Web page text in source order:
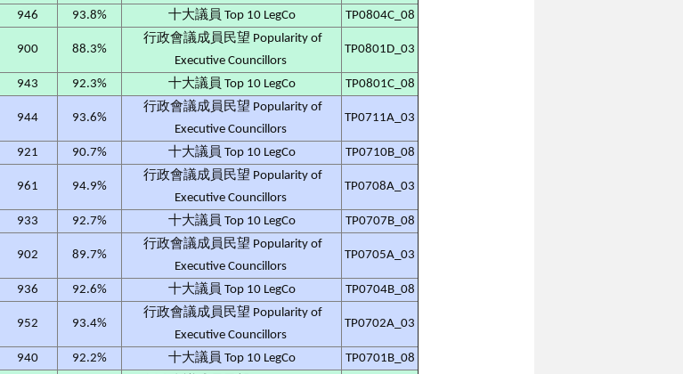
946 93.8% 十大議員 Top 10 LegCo TP0804C_08
900 88.3%
行政會議成員民望 Popularity of
Executive Councillors
TP0801D_03
943 92.3% 十大議員 Top 10 LegCo TP0801C_08
944 93.6%
行政會議成員民望 Popularity of
Executive Councillors
TP0711A_03
921 90.7% 十大議員 Top 10 LegCo TP0710B_08
961 94.9%
行政會議成員民望 Popularity of
Executive Councillors
TP0708A_03
933 92.7% 十大議員 Top 10 LegCo TP0707B_08
902 89.7%
行政會議成員民望 Popularity of
Executive Councillors
TP0705A_03
936 92.6% 十大議員 Top 10 LegCo TP0704B_08
952 93.4%
行政會議成員民望 Popularity of
Executive Councillors
TP0702A_03
940 92.2% 十大議員 Top 10 LegCo TP0701B_08